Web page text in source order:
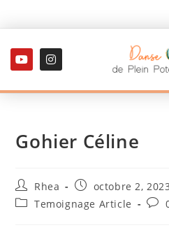
Gohier Céline
Rhea
octobre 2, 2023
Temoignage Article